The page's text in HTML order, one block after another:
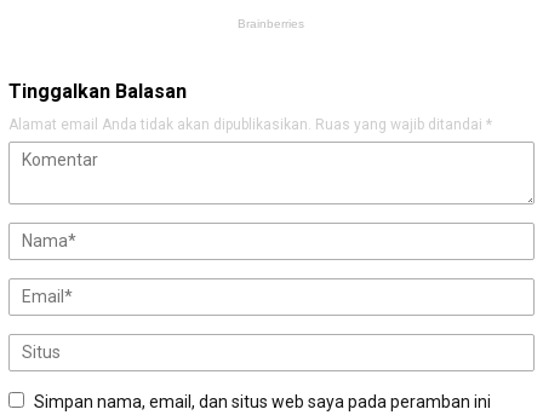
Tinggalkan Balasan
Alamat email Anda tidak akan dipublikasikan. Ruas yang wajib ditandai *
Simpan nama, email, dan situs web saya pada peramban ini